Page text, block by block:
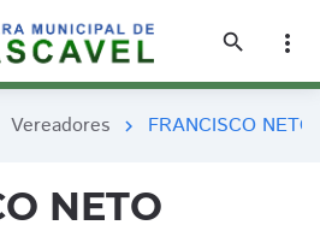
search
more_vert
Vereadores chevron_right FRANCISCO
NETO